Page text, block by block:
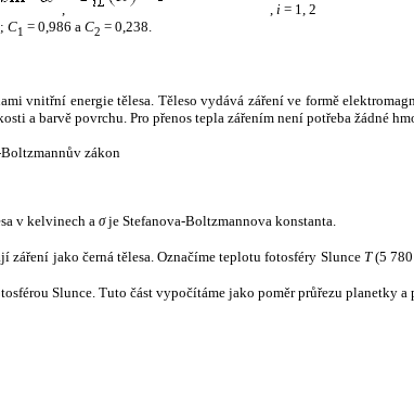
, , i = 1, 2
C1 = 0,986 a C2 = 0,238.
vnitřní energie tělesa. Těleso vydává záření ve formě
a barvě povrchu. Pro přenos tepla zářením není potřeba žádné
zákon
v kelvinech aσje Stefanova-Boltzmannova konstanta.
jako černá tělesa. Označíme teplotu fotosféry Slunce T(5 780
Slunce. Tuto část vypočítáme jako poměr průřezu planetky